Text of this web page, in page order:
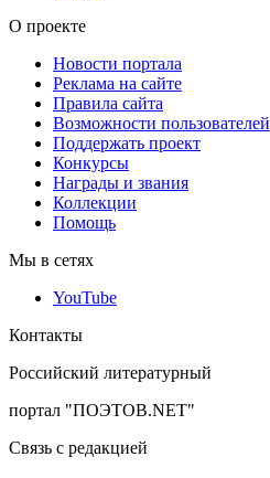
О проекте
Новости портала
Реклама на сайте
Правила сайта
Возможности пользователей
Поддержать проект
Конкурсы
Награды и звания
Коллекции
Помощь
Мы в сетях
YouTube
Контакты
Российский литературный
портал "ПОЭТОВ.NET"
Связь с редакцией